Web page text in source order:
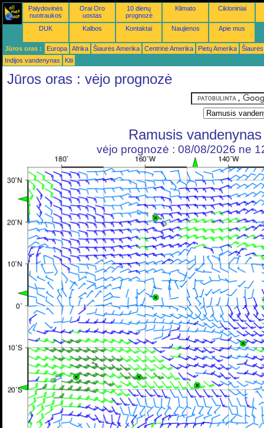
Palydovinės
nuotraukos
Orai Oro
uostas
10 dienų
prognozė
Klimato Cikloniniai
DUK Kalbos Kontaktai Naujienos Apie mus
Jūros oras : Europa Afrika Šiaurės Amerika Centrinė Amerika Pietų Amerika
Indijos vandenynas
Kiti
Jūros oras : vėjo prognozė
Ramusis vandenynas
vėjo prognozė : 08/08/2026 ne